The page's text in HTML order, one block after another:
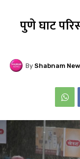
पुणे घाट
By Shabnam